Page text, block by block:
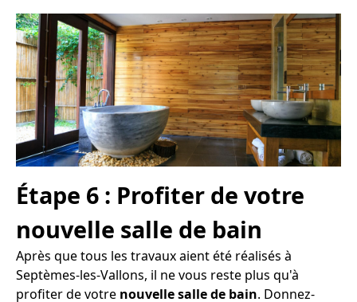
Étape 6 : Profiter de votre
nouvelle salle de bain
Après que tous les travaux aient été réalisés à
Septèmes-les-Vallons, il ne vous reste plus qu'à
profiter de votre nouvelle salle de bain. Donnez-